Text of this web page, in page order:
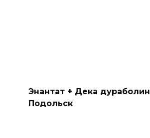
Энантат + Дека дураболин
Подольск